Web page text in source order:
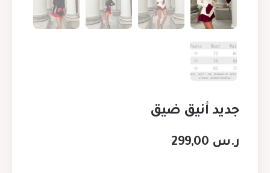
جديد أنيق ضيق
ر.س